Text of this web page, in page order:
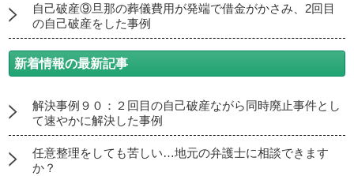
自己破産⑨旦那の葬儀費用が発端で借金がかさみ、2回目
の自己破産をした事例
新着情報の最新記事
解決事例９０：２回目の自己破産ながら同時廃止事件とし
て速やかに解決した事例
任意整理をしても苦しい…地元の弁護士に相談できます
か？